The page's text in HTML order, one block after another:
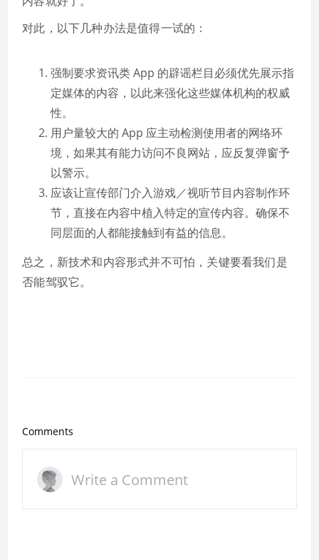
对此，以下几种办法是值得一试的：
强制要求资讯类 App 的辟谣栏目必须优先展示指
定媒体的内容，以此来强化这些媒体机构的权威
性。
用户量较大的 App 应主动检测使用者的网络环
境，如果其有能力访问不良网站，应反复弹窗予
以警示。
应该让宣传部门介入游戏／视听节目内容制作环
节，直接在内容中植入特定的宣传内容。确保不
同层面的人都能接触到有益的信息。
总之，新技术和内容形式并不可怕，关键要看我们是
否能驾驭它。
Comments
Write a Comment